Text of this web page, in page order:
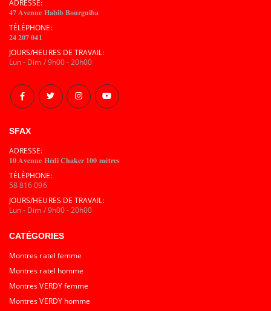
ADRESSE:
𝟒𝟕 𝐀𝐯𝐞𝐧𝐮𝐞 𝐇𝐚𝐛𝐢𝐛 𝐁𝐨𝐮𝐫𝐠𝐮𝐢𝐛𝐚
TÉLÉPHONE:
𝟐𝟒 𝟐𝟎𝟕 𝟎𝟒𝟏
JOURS/HEURES DE TRAVAIL:
Lun - Dim / 9h00 - 20h00
SFAX
ADRESSE:
𝟏𝟎 𝐀𝐯𝐞𝐧𝐮𝐞 𝐇𝐞́𝐝𝐢 𝐂𝐡𝐚𝐤𝐞𝐫 𝟏𝟎𝟎 𝐦𝐞̀𝐭𝐫𝐞𝐬
TÉLÉPHONE:
58 816 096
JOURS/HEURES DE TRAVAIL:
Lun - Dim / 9h00 - 20h00
CATÉGORIES
Montres ratel femme
Montres ratel homme
Montres VERDY femme
Montres VERDY homme